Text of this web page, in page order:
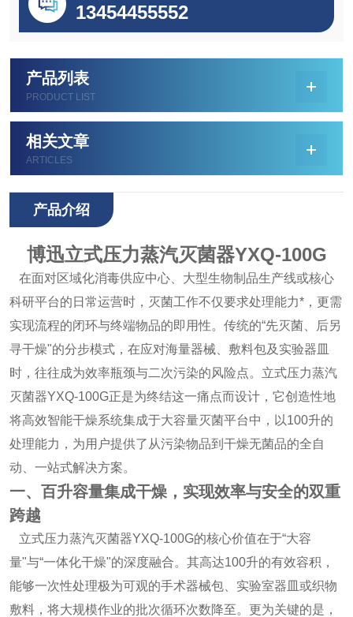
13454455552
产品列表
PRODUCT LIST
相关文章
ARTICLES
产品介绍
博迅立式压力蒸汽灭菌器YXQ-100G
在面对区域化消毒供应中心、大型生物制品生产线或核心
科研平台的日常运营时，灭菌工作不仅要求处理能力*，更需
实现流程的闭环与终端物品的即用性。传统的“先灭菌、后另
寻干燥"的分步模式，在应对海量器械、敷料包及实验器皿
时，往往成为效率瓶颈与二次污染的风险点。立式压力蒸汽
灭菌器YXQ-100G正是为终结这一痛点而设计，它创造性地
将高效智能干燥系统集成于大容量灭菌平台中，以100升的
处理能力，为用户提供了从污染物品到干燥无菌品的全自
动、一站式解决方案。
一、百升容量集成干燥，实现效率与安全的双重
跨越
立式压力蒸汽灭菌器YXQ-100G的核心价值在于“大容
量"与“一体化干燥"的深度融合。其高达100升的有效容积，
能够一次性处理极为可观的手术器械包、实验室器皿或织物
敷料，将大规模作业的批次循环次数降至。更为关键的是，